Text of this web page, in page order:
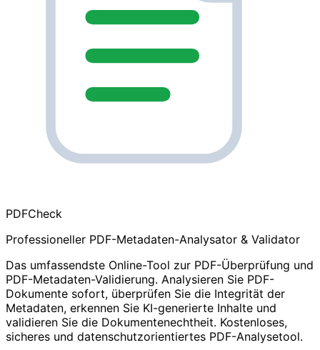
PDFCheck
Professioneller PDF-Metadaten-Analysator & Validator
Das umfassendste Online-Tool zur PDF-Überprüfung und
PDF-Metadaten-Validierung. Analysieren Sie PDF-
Dokumente sofort, überprüfen Sie die Integrität der
Metadaten, erkennen Sie KI-generierte Inhalte und
validieren Sie die Dokumentenechtheit. Kostenloses,
sicheres und datenschutzorientiertes PDF-Analysetool.